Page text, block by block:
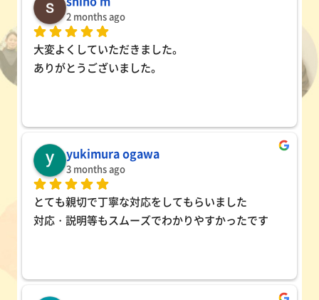
2 months ago
大変よくしていただきました。
ありがとうございました。
yukimura ogawa
3 months ago
とても親切で丁寧な対応をしてもらいました
対応・説明等もスムーズでわかりやすかったです